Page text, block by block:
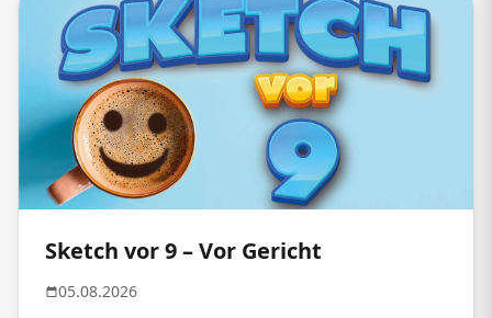
Sketch vor 9 – Vor Gericht
05.08.2026